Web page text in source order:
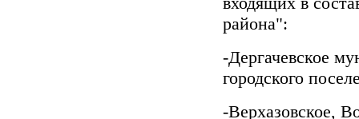
района":
-Дергачевское
городского
-Верхазовское,